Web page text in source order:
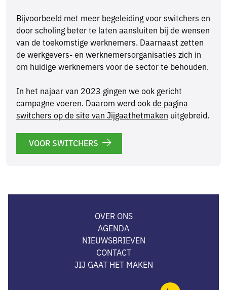
Bijvoorbeeld met meer begeleiding voor switchers en
door scholing beter te laten aansluiten bij de wensen
van de toekomstige werknemers. Daarnaast zetten
de werkgevers- en werknemersorganisaties zich in
om huidige werknemers voor de sector te behouden.
In het najaar van 2023 gingen we ook gericht
campagne voeren. Daarom werd ookde pagina
switchers op de site van Jijgaathetmaken uitgebreid.
VOOR SWITCHERS
OVER ONS
AGENDA
NIEUWSBRIEVEN
CONTACT
JIJ GAAT HET MAKEN